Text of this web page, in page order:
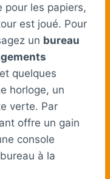
pour les papiers,
est joué. Pour
un bureau
quelques
horloge, un
verte. Par
offre un gain
console
à la